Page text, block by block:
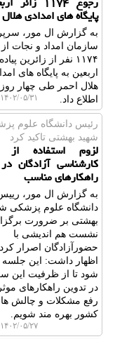
پایگاه های امدادی
به گزارش ال مور،
سازمان امداد و نجات
۱۱۷۴ نفر از زائرین
اربعین به پایگاه های
هلال احمر طی چهار روز
اطلاع داد.
۱۴۰۲/۰۵/۳۱ ۱۰:۳۰:۲۸
رئیس دانشگاه علوم
شهید بهشتی تاكید كرد
لزوم استفاده از
کارشناسی آزادگان
راهکارهای مناسب
به گزارش ال مور،
دانشگاه علوم پزشکی
بهشتی بر ضرورت
نشست هم اندیشی با
حضورآزادگان اصرار
اظهار داشت: این جلسه
شود تا از ظرفیت این
در تدوین راهکارهای
رفع مشکلات و چالش
کشور بهره مند شویم.
۱۴۰۲/۰۵/۲۷ ۰۳:۰۵:۱۷